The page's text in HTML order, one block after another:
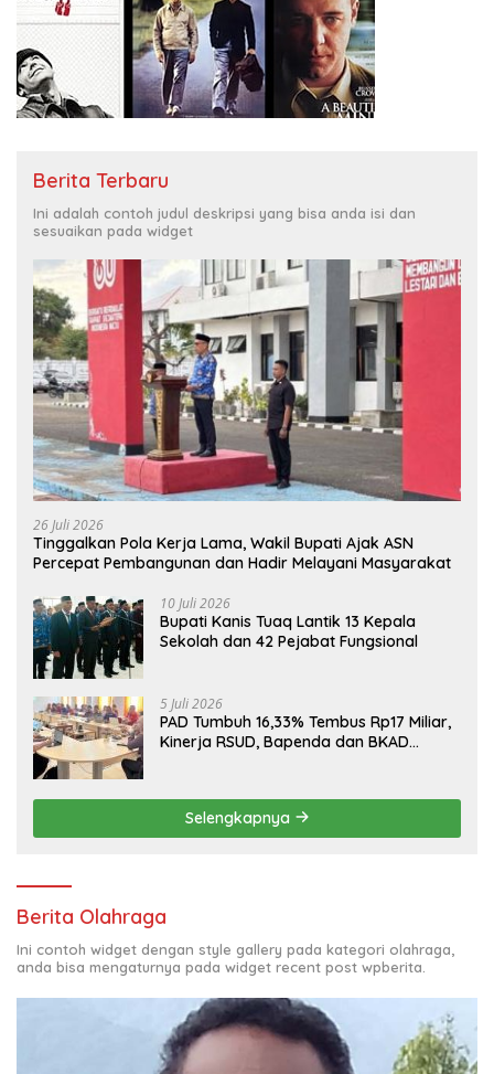
Berita Terbaru
Ini adalah contoh judul deskripsi yang bisa anda isi dan
sesuaikan pada widget
26 Juli 2026
Tinggalkan Pola Kerja Lama, Wakil Bupati Ajak ASN
Percepat Pembangunan dan Hadir Melayani Masyarakat
10 Juli 2026
Bupati Kanis Tuaq Lantik 13 Kepala
Sekolah dan 42 Pejabat Fungsional
5 Juli 2026
PAD Tumbuh 16,33% Tembus Rp17 Miliar,
Kinerja RSUD, Bapenda dan BKAD
Selengkapnya
Berita Olahraga
Ini contoh widget dengan style gallery pada kategori olahraga,
anda bisa mengaturnya pada widget recent post wpberita.